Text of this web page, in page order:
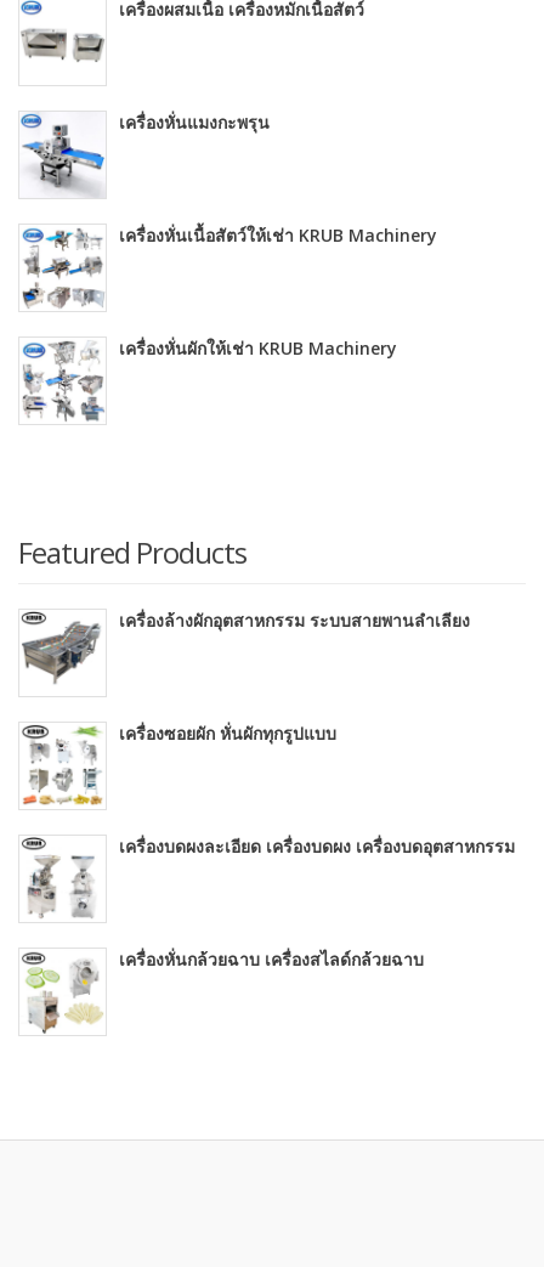
เครื่องผสมเนื้อ เครื่องหมักเนื้อสัตว์
เครื่องหั่นแมงกะพรุน
เครื่องหั่นเนื้อสัตว์ให้เช่า KRUB Machinery
เครื่องหั่นผักให้เช่า KRUB Machinery
Featured Products
เครื่องล้างผักอุตสาหกรรม ระบบสายพานลำเลียง
เครื่องซอยผัก หั่นผักทุกรูปแบบ
เครื่องบดผงละเอียด เครื่องบดผง เครื่องบดอุตสาหกรรม
เครื่องหั่นกล้วยฉาบ เครื่องสไลด์กล้วยฉาบ